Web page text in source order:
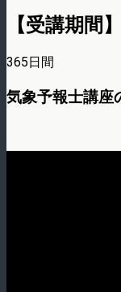
【受講期間】
365日間
気象予報士講座